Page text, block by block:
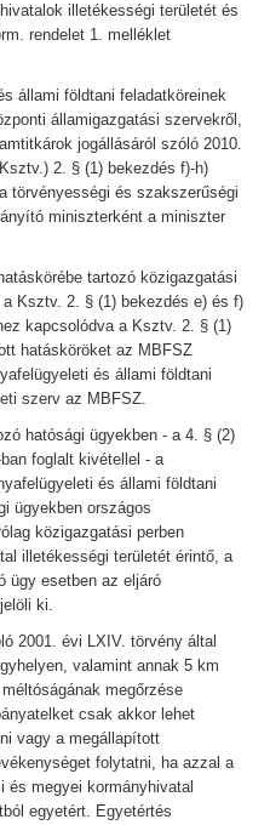
illetékességi területét és
rendelet 1. melléklet
állami földtani feladatköreinek
államigazgatási szervekről,
jogállásáról szóló 2010.
2. § (1) bekezdés f)-h)
törvényességi és szakszerűségi
miniszterként a miniszter
tartozó közigazgatási
Ksztv. 2. § (1) bekezdés e) és f)
kapcsolódva a Ksztv. 2. § (1)
hatásköröket az MBFSZ
és állami földtani
szerv az MBFSZ.
hatósági ügyekben - a 4. § (2)
foglalt kivétellel - a
és állami földtani
ügyekben országos
közigazgatási perben
illetékességi területét érintő, a
ügy esetben az eljáró
ki.
2001. évi LXIV. törvény által
valamint annak 5 km
megőrzése
csak akkor lehet
vagy a megállapított
folytatni, ha azzal a
és megyei kormányhivatal
egyetért. Egyetértés